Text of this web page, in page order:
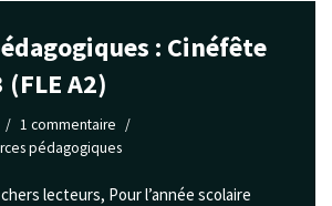
: Cinéfête
A2)
1 commentaire
pédagogiques
lecteurs, Pour l’année scolaire